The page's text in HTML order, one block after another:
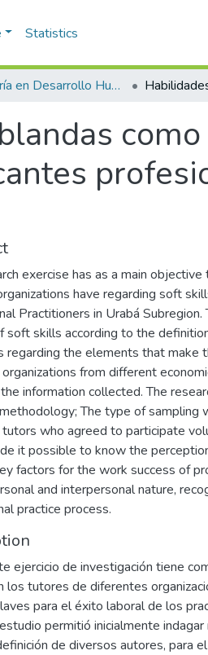
Statistics
Maestría en Desarrollo Humano Organizacional (tesis)
exercise has as a main
have regarding soft
Practitioners in Urabá
soft skills according to the
regarding the elements that
from different
information collected. The
The type of sampling
who agreed to participate
it possible to know the
factors for the work success of
and interpersonal nature,
practice process.
ejercicio de investigación tiene
los tutores de diferentes
para el éxito laboral de los
permitió inicialmente
de diversos autores, para